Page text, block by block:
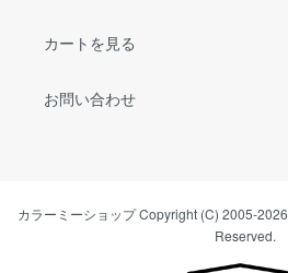
カートを見る
お問い合わせ
カラーミーショップCopyright (C) 2005-2026
Reserved.